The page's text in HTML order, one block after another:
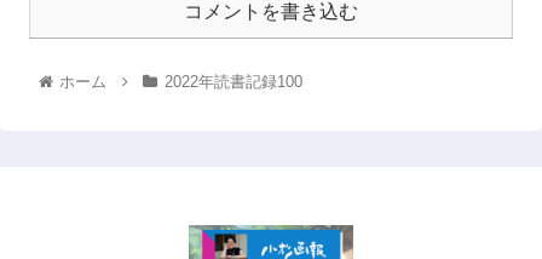
コメントを書き込む
ホーム 2022年読書記録100